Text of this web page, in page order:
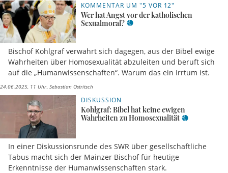
KOMMENTAR UM "5 VOR 12"
Wer hat Angst vor der katholischen
Sexualmoral?
Bischof Kohlgraf verwahrt sich dagegen, aus der Bibel ewige
Wahrheiten über Homosexualität abzuleiten und beruft sich
auf die „Humanwissenschaften“. Warum das ein Irrtum ist.
24.06.2025, 11 Uhr Sebastian Ostritsch
DISKUSSION
Kohlgraf: Bibel hat keine ewigen
Wahrheiten zu Homosexualität
In einer Diskussionsrunde des SWR über gesellschaftliche
Tabus macht sich der Mainzer Bischof für heutige
Erkenntnisse der Humanwissenschaften stark.